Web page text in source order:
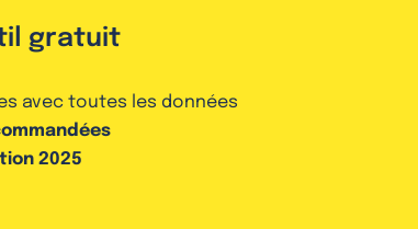
gratuit
avec toutes les données
2025